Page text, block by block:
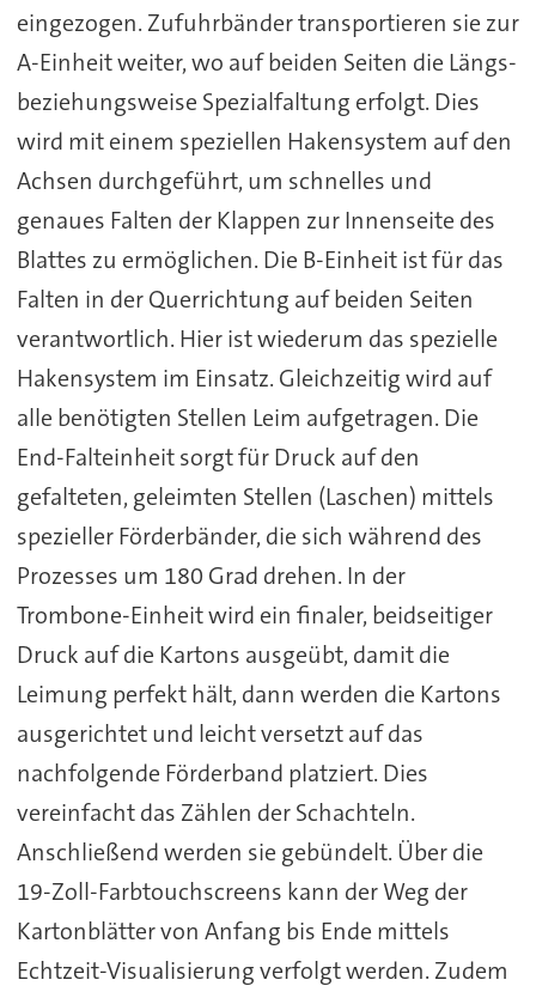
eingezogen. Zufuhrbänder transportieren sie zur
A-Einheit weiter, wo auf beiden Seiten die Längs-
beziehungsweise Spezialfaltung erfolgt. Dies
wird mit einem speziellen Hakensystem auf den
Achsen durchgeführt, um schnelles und
genaues Falten der Klappen zur Innenseite des
Blattes zu ermöglichen. Die B-Einheit ist für das
Falten in der Querrichtung auf beiden Seiten
verantwortlich. Hier ist wiederum das spezielle
Hakensystem im Einsatz. Gleichzeitig wird auf
alle benötigten Stellen Leim aufgetragen. Die
End-Falteinheit sorgt für Druck auf den
gefalteten, geleimten Stellen (Laschen) mittels
spezieller Förderbänder, die sich während des
Prozesses um 180 Grad drehen. In der
Trombone-Einheit wird ein finaler, beidseitiger
Druck auf die Kartons ausgeübt, damit die
Leimung perfekt hält, dann werden die Kartons
ausgerichtet und leicht versetzt auf das
nachfolgende Förderband platziert. Dies
vereinfacht das Zählen der Schachteln.
Anschließend werden sie gebündelt. Über die
19-Zoll-Farbtouchscreens kann der Weg der
Kartonblätter von Anfang bis Ende mittels
Echtzeit-Visualisierung verfolgt werden. Zudem